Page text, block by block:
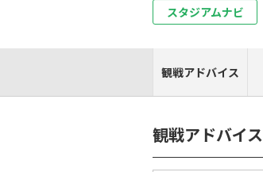
スタジアムナビ
観戦アドバイス
観戦アドバイス